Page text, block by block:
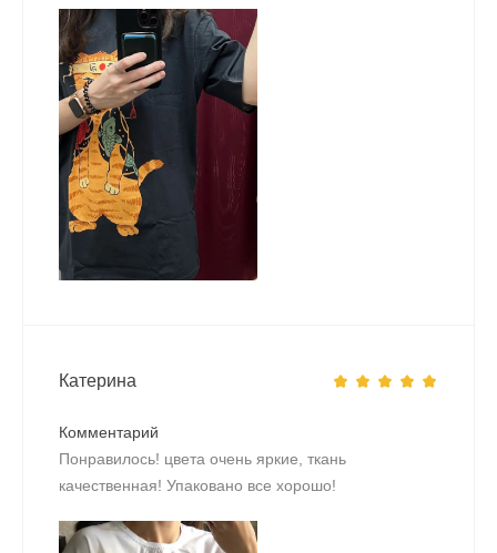
Катерина
Комментарий
Понравилось! цвета очень яркие, ткань
качественная! Упаковано все хорошо!